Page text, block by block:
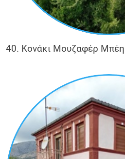
40. Κονάκι Μουζαφέρ Μπέη